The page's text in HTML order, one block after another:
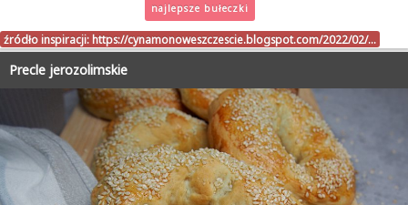
najlepsze bułeczki
źródło inspiracji: https://cynamonoweszczescie.blogspot.com/2022/02/…
Precle jerozolimskie